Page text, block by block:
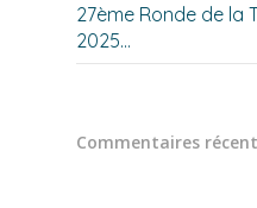
27ème Ronde de la
2025…
Commentaires